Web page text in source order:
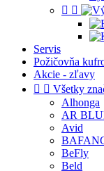
 
Servis
Požičovňa
Akcie - zľavy
  Všetky
Alhonga
AR
Avid
BeFly
Beld